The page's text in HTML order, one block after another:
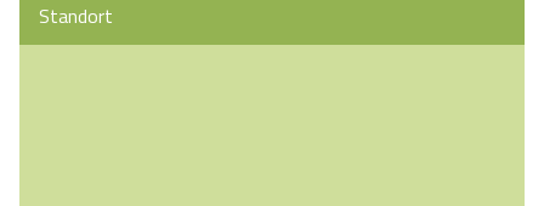
Standort